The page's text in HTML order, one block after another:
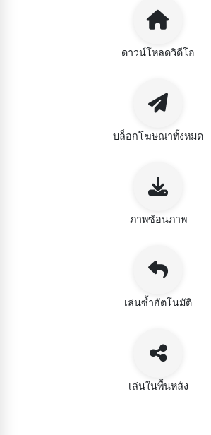
ดาวน์โหลดวิดีโอ
บล็อกโฆษณาทั้งหมด
ภาพซ้อนภาพ
เล่นซ้ำอัตโนมัติ
เล่นในพื้นหลัง